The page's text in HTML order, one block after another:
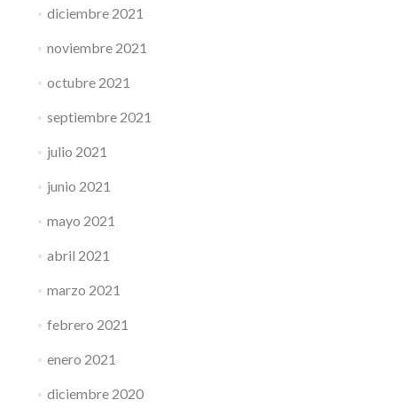
diciembre 2021
noviembre 2021
octubre 2021
septiembre 2021
julio 2021
junio 2021
mayo 2021
abril 2021
marzo 2021
febrero 2021
enero 2021
diciembre 2020